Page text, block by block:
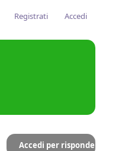
Registrati Accedi
Accedi per rispondere